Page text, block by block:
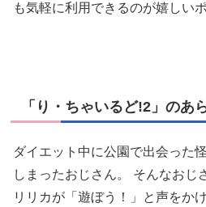
も気軽に利用できるのが嬉しい
「り・ちゃいるど!2」のあ
ダイエット中に公園で出会った
しまったおじさん。 そんなおじ
リリカが「遊ぼう！」と声をか